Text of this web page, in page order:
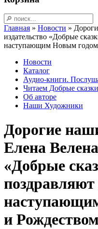
Главная » Новости »
издательство «Добрые
наступающим Новым
Новости
Каталог
Аудио-книги.
Читаем Добрые сказки
Об авторе
Наши Художники
Дорогие
Елена
«Добрые
поздравляют
и